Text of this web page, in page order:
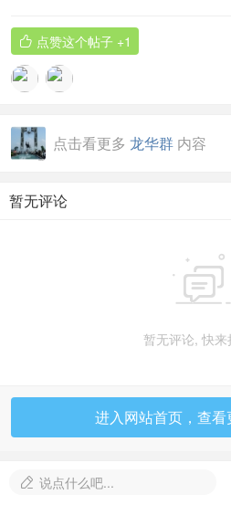
 点赞这个帖子 +1
点击看更多 龙华群 内容
暂无评论
暂无评论, 快来
进入网站首页，查
 说点什么吧...